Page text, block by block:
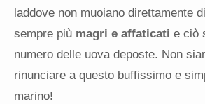
laddove non muoiano direttamente
sempre più magri e affaticati e ciò
numero delle uova deposte. Non
rinunciare a questo buffissimo e
marino!